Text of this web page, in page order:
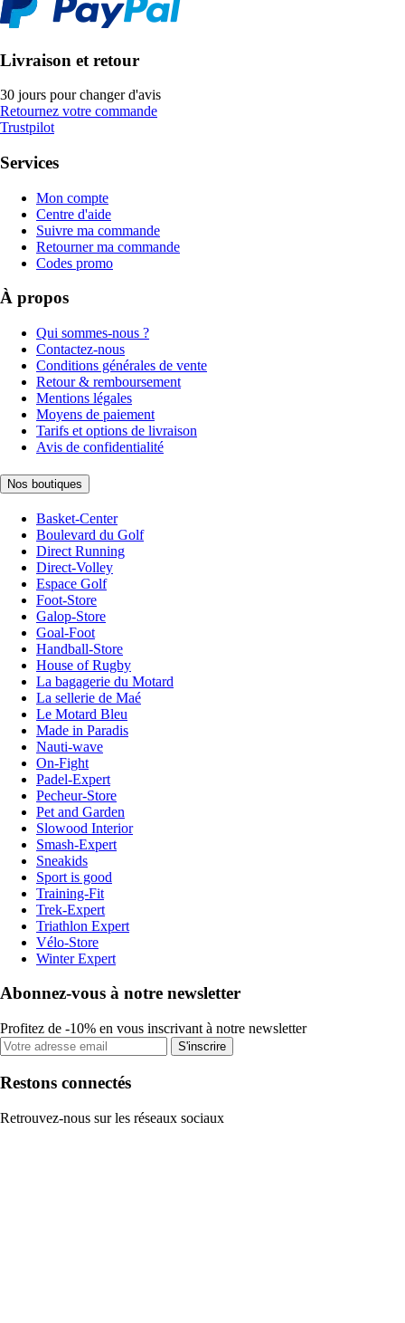
Livraison et retour
30 jours pour changer d'avis
Retournez votre commande
Trustpilot
Services
Mon compte
Centre d'aide
Suivre ma commande
Retourner ma commande
Codes promo
À propos
Qui sommes-nous ?
Contactez-nous
Conditions générales de vente
Retour & remboursement
Mentions légales
Moyens de paiement
Tarifs et options de livraison
Avis de confidentialité
Nos boutiques
Basket-Center
Boulevard du Golf
Direct Running
Direct-Volley
Espace Golf
Foot-Store
Galop-Store
Goal-Foot
Handball-Store
House of Rugby
La bagagerie du Motard
La sellerie de Maé
Le Motard Bleu
Made in Paradis
Nauti-wave
On-Fight
Padel-Expert
Pecheur-Store
Pet and Garden
Slowood Interior
Smash-Expert
Sneakids
Sport is good
Training-Fit
Trek-Expert
Triathlon Expert
Vélo-Store
Winter Expert
Abonnez-vous à notre newsletter
Profitez de -10% en vous inscrivant à notre newsletter
S'inscrire
Restons connectés
Retrouvez-nous sur les réseaux sociaux